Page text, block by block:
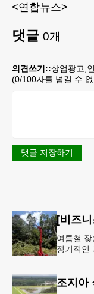
<연합뉴스>
댓글 0개
의견쓰기::상업광고,
(0/100자를 넘길 수
댓글 저장하기
여름철
정기적인
조지아